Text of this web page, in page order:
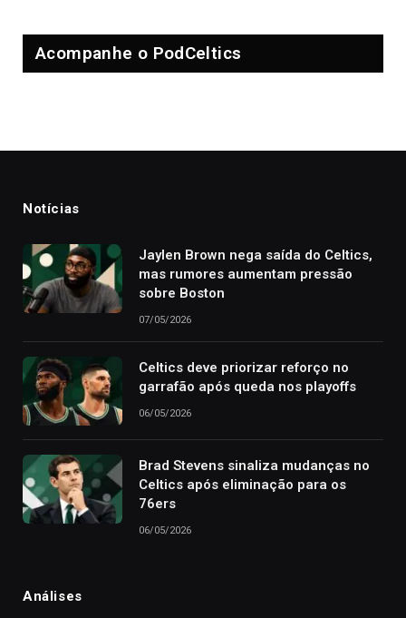
Acompanhe o PodCeltics
Notícias
Jaylen Brown nega saída do Celtics,
mas rumores aumentam pressão
sobre Boston
07/05/2026
Celtics deve priorizar reforço no
garrafão após queda nos playoffs
06/05/2026
Brad Stevens sinaliza mudanças no
Celtics após eliminação para os
76ers
06/05/2026
Análises